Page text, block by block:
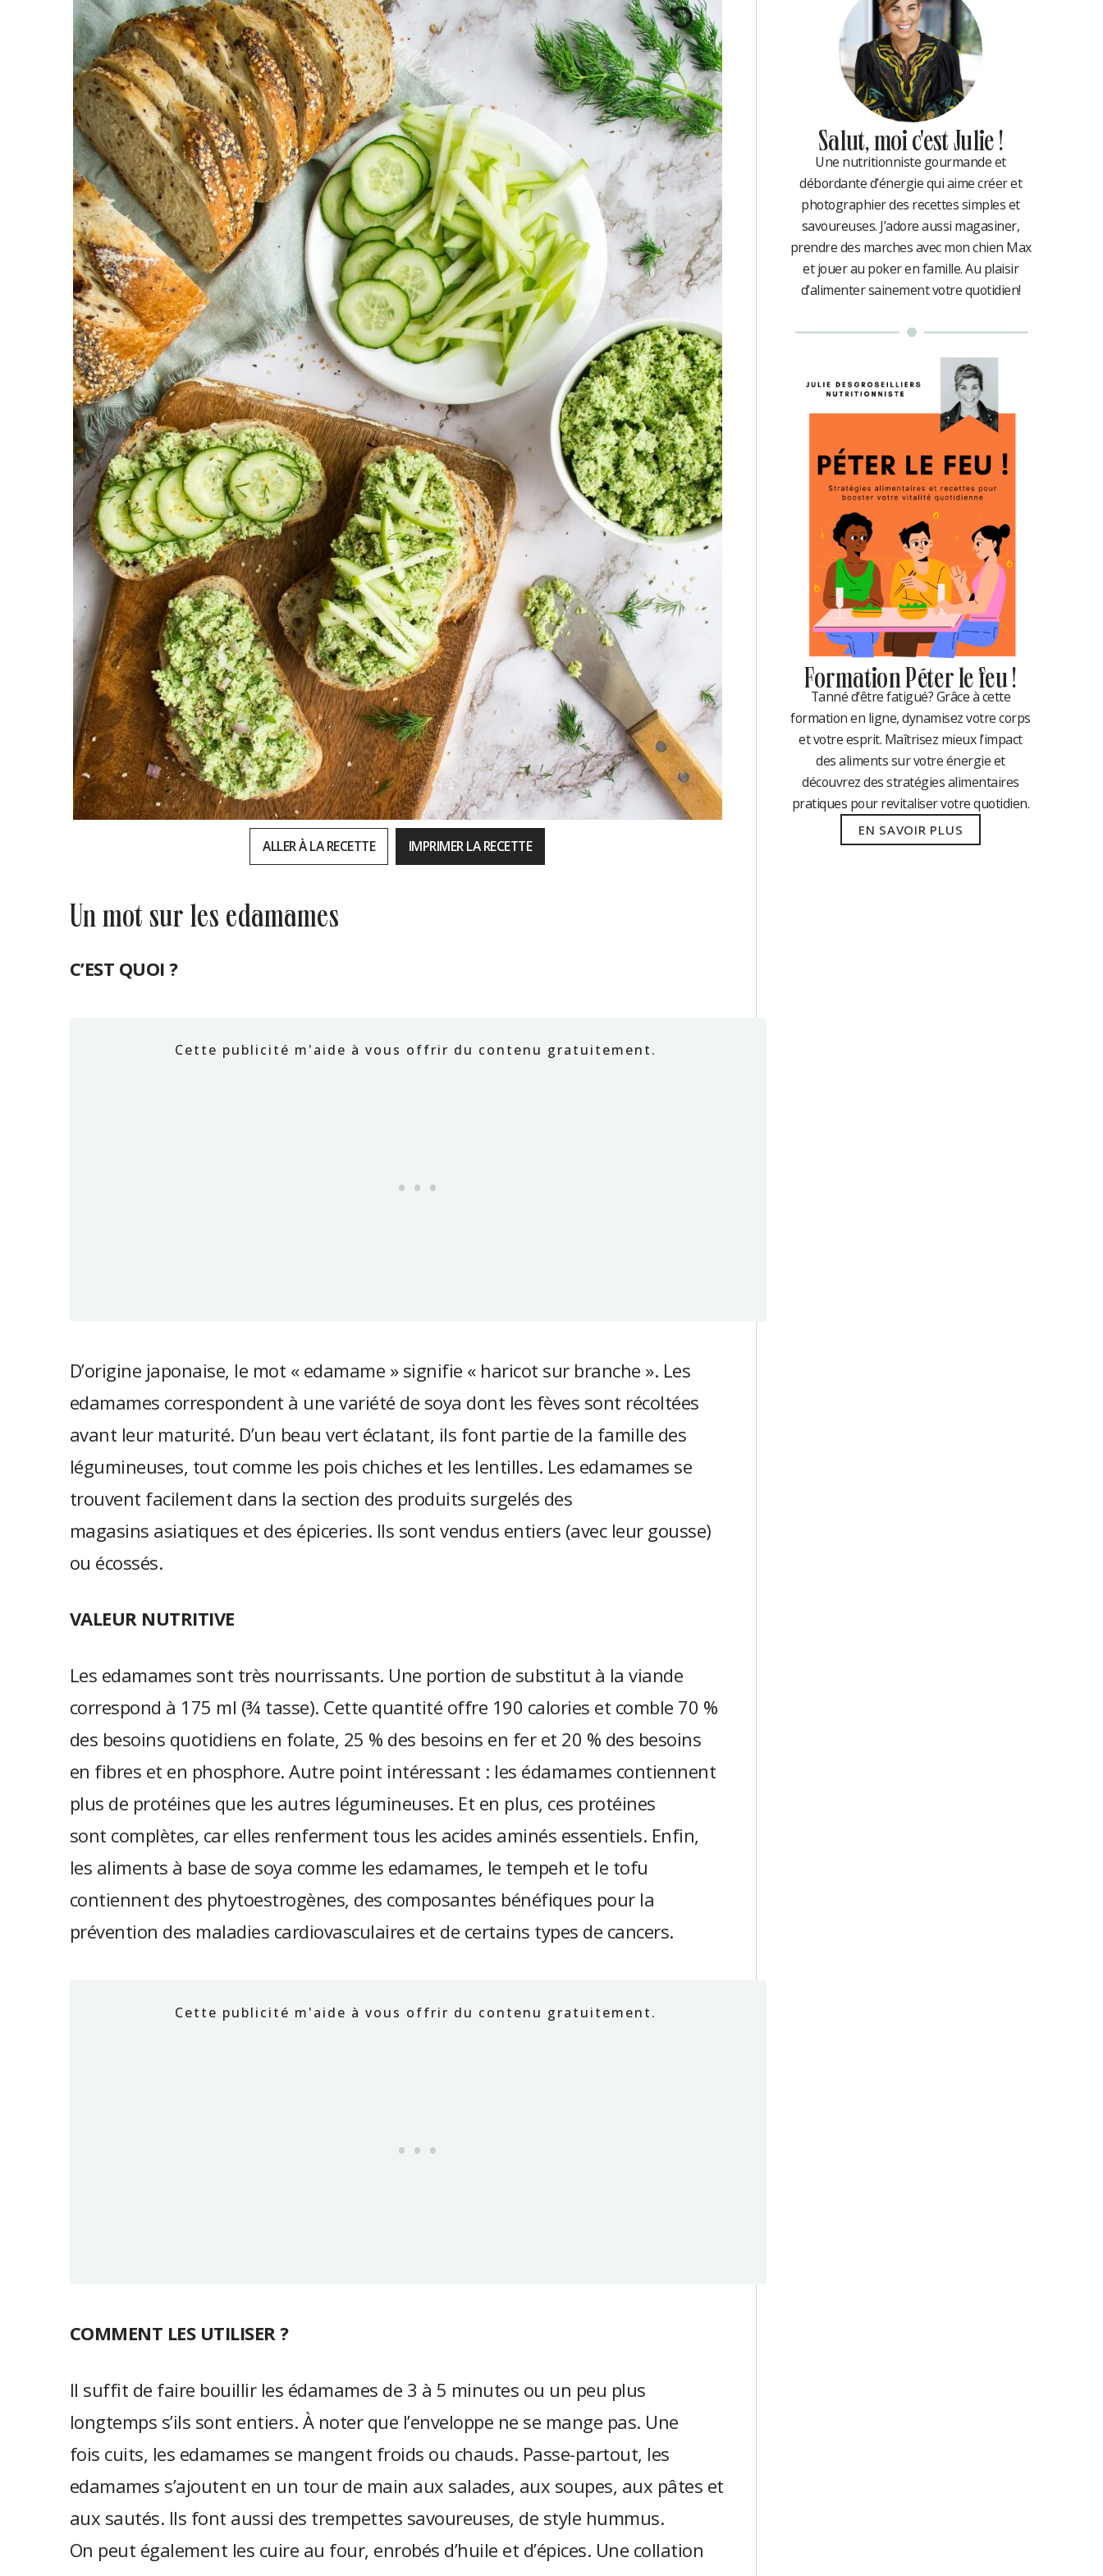
ALLER À LA RECETTE IMPRIMER LA RECETTE
un mot sur les edamames
C’EST QUOI ?
D’origine japonaise, le mot « edamame » signifie « haricot sur branche ». Les
edamames correspondent à une variété de soya dont les fèves sont récoltées
avant leur maturité. D’un beau vert éclatant, ils font partie de la famille des
légumineuses, tout comme les pois chiches et les lentilles. Les edamames se
trouvent facilement dans la section des produits surgelés des
magasins asiatiques et des épiceries. Ils sont vendus entiers (avec leur gousse)
ou écossés.
VALEUR NUTRITIVE
Les edamames sont très nourrissants. Une portion de substitut à la viande
correspond à 175 ml (¾ tasse). Cette quantité offre 190 calories et comble 70 %
des besoins quotidiens en folate, 25 % des besoins en fer et 20 % des besoins
en fibres et en phosphore. Autre point intéressant : les édamames contiennent
plus de protéines que les autres légumineuses. Et en plus, ces protéines
sont complètes, car elles renferment tous les acides aminés essentiels. Enfin,
les aliments à base de soya comme les edamames, le tempeh et le tofu
contiennent des phytoestrogènes, des composantes bénéfiques pour la
prévention des maladies cardiovasculaires et de certains types de cancers.
COMMENT LES UTILISER ?
Il suffit de faire bouillir les édamames de 3 à 5 minutes ou un peu plus
longtemps s’ils sont entiers. À noter que l’enveloppe ne se mange pas. Une
fois cuits, les edamames se mangent froids ou chauds. Passe-partout, les
edamames s’ajoutent en un tour de main aux salades, aux soupes, aux pâtes et
aux sautés. Ils font aussi des trempettes savoureuses, de style hummus.
On peut également les cuire au four, enrobés d’huile et d’épices. Une collation
Salut, moi c'est Julie !
Une nutritionniste gourmande et
débordante d’énergie qui aime créer et
photographier des recettes simples et
savoureuses. J’adore aussi magasiner,
prendre des marches avec mon chien Max
et jouer au poker en famille. Au plaisir
d’alimenter sainement votre quotidien!
Formation Péter le feu !
Tanné d’être fatigué? Grâce à cette
formation en ligne, dynamisez votre corps
et votre esprit. Maîtrisez mieux l’impact
des aliments sur votre énergie et
découvrez des stratégies alimentaires
pratiques pour revitaliser votre quotidien.
EN SAVOIR PLUS